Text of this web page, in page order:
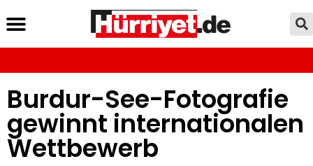
Burdur-See-Fotografie
gewinnt internationalen
Wettbewerb